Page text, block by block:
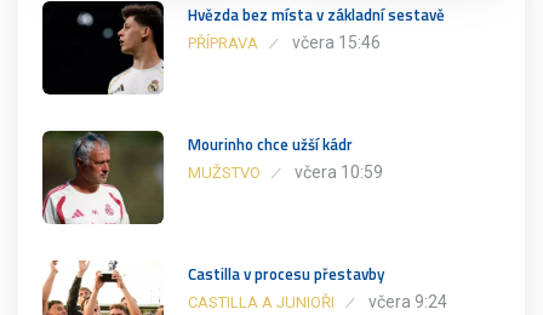
Hvězda bez místa v základní sestavě
PŘÍPRAVA včera 15:46
Mourinho chce užší kádr
MUŽSTVO včera 10:59
Castilla v procesu přestavby
CASTILLA A JUNIOŘI včera 9:24